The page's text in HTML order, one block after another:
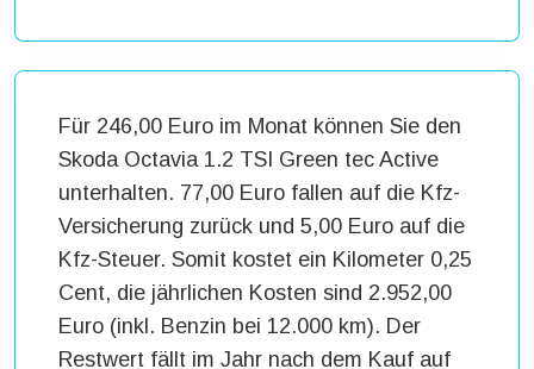
Für 246,00 Euro im Monat können Sie den
Skoda Octavia 1.2 TSI Green tec Active
unterhalten. 77,00 Euro fallen auf die Kfz-
Versicherung zurück und 5,00 Euro auf die
Kfz-Steuer. Somit kostet ein Kilometer 0,25
Cent, die jährlichen Kosten sind 2.952,00
Euro (inkl. Benzin bei 12.000 km). Der
Restwert fällt im Jahr nach dem Kauf auf